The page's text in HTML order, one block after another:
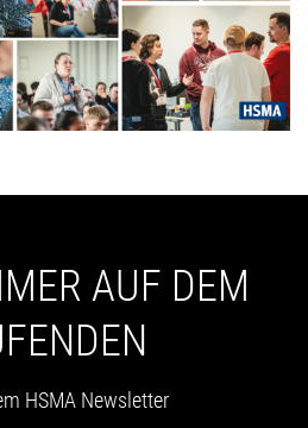
AUF DEM
HSMA Newsletter